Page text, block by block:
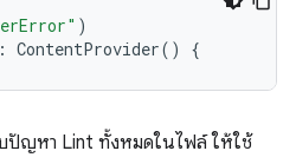
)
: ContentProvider() {
บปัญหา Lint ทั้งหมดในไฟล์ ให้ใช้